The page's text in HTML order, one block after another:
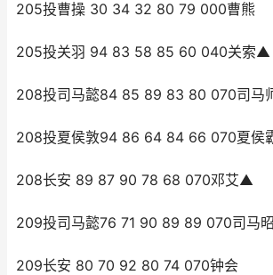
205投曹操 30 34 32 80 79 000曹熊
205投关羽 94 83 58 85 60 040关索▲
208投司马懿84 85 89 83 80 070司马
208投夏侯敦94 86 64 84 66 070夏侯
208长安 89 87 90 78 68 070邓艾▲
209投司马懿76 71 90 89 89 070司马昭
209长安 80 70 92 80 74 070钟会